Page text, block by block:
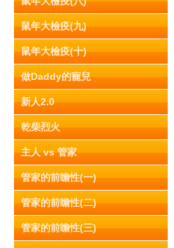
鼠年大檢疫(九)
鼠年大檢疫(十)
做Daddy的寵兒
新人2.0
乾柴烈火
主人 vs 管家
管家的前瞻性(一)
管家的前瞻性(二)
管家的前瞻性(三)